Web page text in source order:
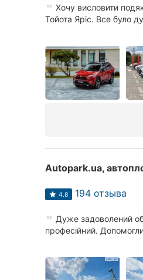
Хочу висловити
Тойота Яріс. Все було
Autopark.ua,
4.8 194 отзыва
Дуже задоволений
професійний.